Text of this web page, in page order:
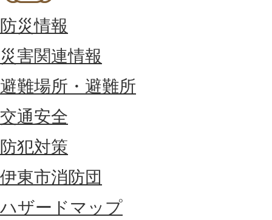
防災情報
災害関連情報
避難場所・避難所
交通安全
防犯対策
伊東市消防団
ハザードマップ